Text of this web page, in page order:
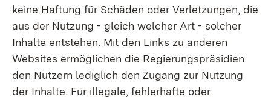
keine Haftung für Schäden oder Verletzungen, die
aus der Nutzung - gleich welcher Art - solcher
Inhalte entstehen. Mit den Links zu anderen
Websites ermöglichen die Regierungspräsidien
den Nutzern lediglich den Zugang zur Nutzung
der Inhalte. Für illegale, fehlerhafte oder